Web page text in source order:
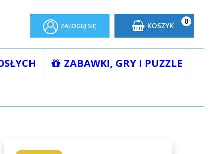
ZALOGUJ SIĘ KOSZYK 0
ZABAWKI, GRY I PUZZLE